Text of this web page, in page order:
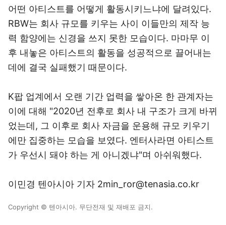
어떤 아티스트를 어떻게 활동시키느냐에 달려있다.
RBW는 회사 규모를 키우는 사이 이들만의 제작 능
력 함양에는 신경을 쓰지 못한 모습이다. 마마무 이
후 내놓은 아티스트의 활동을 성공적으로 끌어내는
데에 결국 실패했기 때문이다.
K팝 업계에서 오랜 기간 업력을 쌓아온 한 관계자는
이에 대해 "2020년 전후로 회사 내 구조가 크게 바뀌
었는데, 그 이후로 회사 자금을 운용해 규모 키우기
에만 집중하는 모습을 보였다. 엔터사라면 아티스트
가 우선시 돼야 하는 게 아니겠냐"며 아쉬워했다.
이민경 텐아시아 기자 2min_ror@tenasia.co.kr
Copyright © 텐아시아. 무단전재 및 재배포 금지.